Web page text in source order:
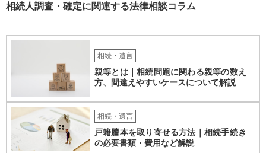
相続人調査・確定に関連する法律相談コラム
相続・遺言
親等とは｜相続問題に関わる親等の数え
方、間違えやすいケースについて解説
相続・遺言
戸籍謄本を取り寄せる方法｜相続手続き
の必要書類・費用など解説